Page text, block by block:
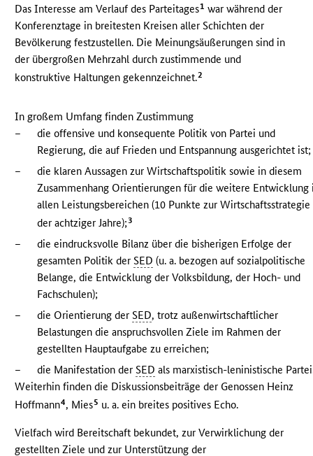
Das Interesse am Verlauf des Parteitages1 war während der
Konferenztage in breitesten Kreisen aller Schichten der
Bevölkerung festzustellen. Die Meinungsäußerungen sind in
der übergroßen Mehrzahl durch zustimmende und
konstruktive Haltungen gekennzeichnet.2
In großem Umfang finden Zustimmung
–
die offensive und konsequente Politik von Partei und
Regierung, die auf Frieden und Entspannung ausgerichtet ist;
–
die klaren Aussagen zur Wirtschaftspolitik sowie in diesem
Zusammenhang Orientierungen für die weitere Entwicklung
allen Leistungsbereichen (10 Punkte zur Wirtschaftsstrategie
der achtziger Jahre);3
–
die eindrucksvolle Bilanz über die bisherigen Erfolge der
gesamten Politik derSED (u. a. bezogen auf sozialpolitische
Belange, die Entwicklung der Volksbildung, der Hoch- und
Fachschulen);
–
die Orientierung derSED, trotz außenwirtschaftlicher
Belastungen die anspruchsvollen Ziele im Rahmen der
gestellten Hauptaufgabe zu erreichen;
–
die Manifestation derSED als marxistisch-leninistische
Weiterhin finden die Diskussionsbeiträge der Genossen Heinz
Hoffmann4, Mies5 u. a. ein breites positives Echo.
Vielfach wird Bereitschaft bekundet, zur Verwirklichung der
gestellten Ziele und zur Unterstützung der